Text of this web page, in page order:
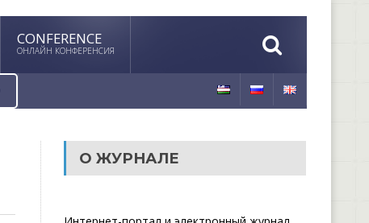
CONFERENCE
ОНЛАЙН КОНФЕРЕНСИЯ
О ЖУРНАЛЕ